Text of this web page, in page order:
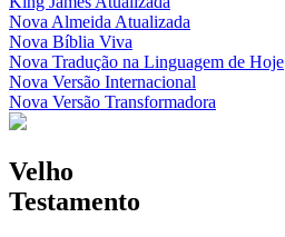
Nova Almeida Atualizada
Nova Bíblia Viva
Nova Tradução na Linguagem de Hoje
Nova Versão Internacional
Nova Versão Transformadora
Velho
Testamento